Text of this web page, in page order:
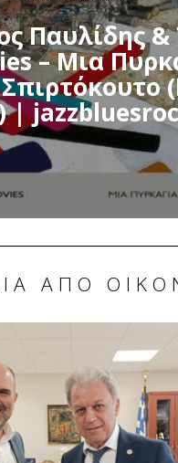
Παυλίδης &
– Μια
|
ΑΠΌ